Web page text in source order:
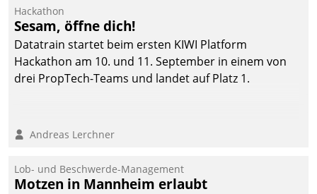
Hackathon
Sesam, öffne dich!
Datatrain startet beim ersten KIWI Platform
Hackathon am 10. und 11. September in einem von
drei PropTech-Teams und landet auf Platz 1.
Andreas Lerchner
Lob- und Beschwerde-Management
Motzen in Mannheim erlaubt